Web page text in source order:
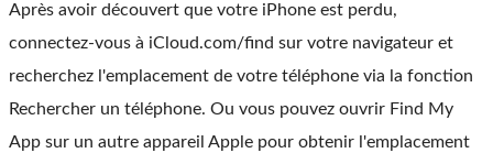
Après avoir découvert que votre iPhone est perdu,
connectez-vous à iCloud.com/find sur votre navigateur et
recherchez l'emplacement de votre téléphone via la fonction
Rechercher un téléphone. Ou vous pouvez ouvrir Find My
App sur un autre appareil Apple pour obtenir l'emplacement